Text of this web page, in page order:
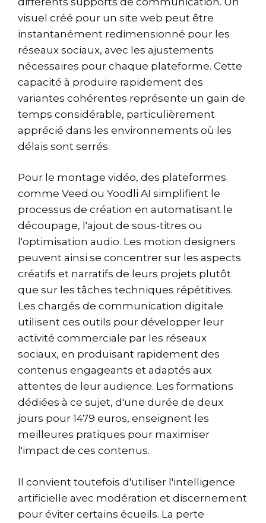
visuel créé pour un site web peut être
instantanément redimensionné pour les
réseaux sociaux, avec les ajustements
nécessaires pour chaque plateforme. Cette
capacité à produire rapidement des
variantes cohérentes représente un gain de
temps considérable, particulièrement
apprécié dans les environnements où les
délais sont serrés.
Pour le montage vidéo, des plateformes
comme Veed ou Yoodli AI simplifient le
processus de création en automatisant le
découpage, l'ajout de sous-titres ou
l'optimisation audio. Les motion designers
peuvent ainsi se concentrer sur les aspects
créatifs et narratifs de leurs projets plutôt
que sur les tâches techniques répétitives.
Les chargés de communication digitale
utilisent ces outils pour développer leur
activité commerciale par les réseaux
sociaux, en produisant rapidement des
contenus engageants et adaptés aux
attentes de leur audience. Les formations
dédiées à ce sujet, d'une durée de deux
jours pour 1479 euros, enseignent les
meilleures pratiques pour maximiser
l'impact de ces contenus.
Il convient toutefois d'utiliser l'intelligence
artificielle avec modération et discernement
pour éviter certains écueils. La perte